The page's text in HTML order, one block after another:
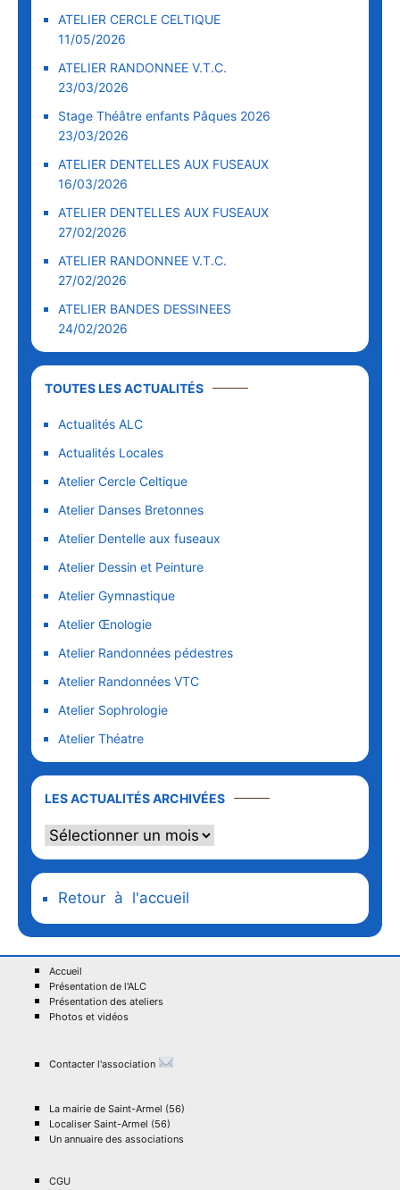
ATELIER CERCLE CELTIQUE
11/05/2026
ATELIER RANDONNEE V.T.C.
23/03/2026
Stage Théâtre enfants Pâques 2026
23/03/2026
ATELIER DENTELLES AUX FUSEAUX
16/03/2026
ATELIER DENTELLES AUX FUSEAUX
27/02/2026
ATELIER RANDONNEE V.T.C.
27/02/2026
ATELIER BANDES DESSINEES
24/02/2026
TOUTES LES ACTUALITÉS
Actualités ALC
Actualités Locales
Atelier Cercle Celtique
Atelier Danses Bretonnes
Atelier Dentelle aux fuseaux
Atelier Dessin et Peinture
Atelier Gymnastique
Atelier Œnologie
Atelier Randonnées pédestres
Atelier Randonnées VTC
Atelier Sophrologie
Atelier Théatre
LES ACTUALITÉS ARCHIVÉES
Retour à l'accueil
Accueil
Présentation de l'ALC
Présentation des ateliers
Photos et vidéos
Contacter l'association
La mairie de Saint-Armel (56)
Localiser Saint-Armel (56)
Un annuaire des associations
CGU